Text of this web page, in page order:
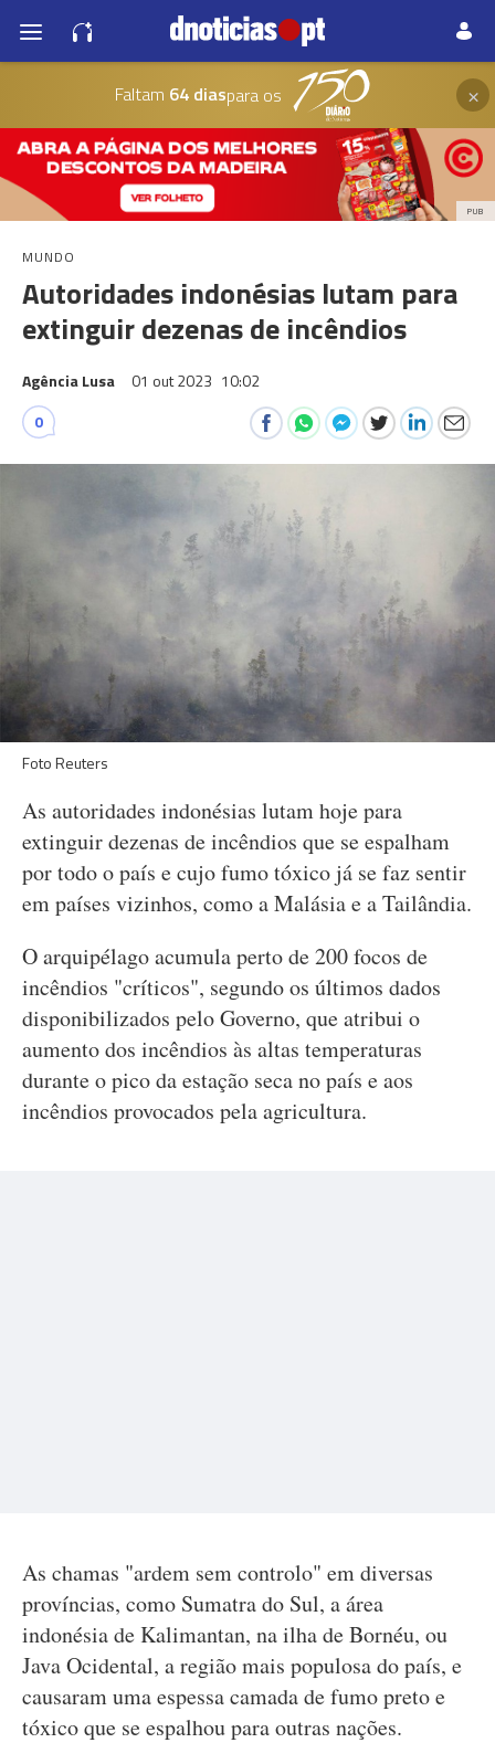
Faltam 64 diaspara os ×
PUB
MUNDO
Autoridades indonésias lutam para
extinguir dezenas de incêndios
Agência Lusa 01 out 2023 10:02
0
Foto Reuters
As autoridades indonésias lutam hoje para
extinguir dezenas de incêndios que se espalham
por todo o país e cujo fumo tóxico já se faz sentir
em países vizinhos, como a Malásia e a Tailândia.
O arquipélago acumula perto de 200 focos de
incêndios "críticos", segundo os últimos dados
disponibilizados pelo Governo, que atribui o
aumento dos incêndios às altas temperaturas
durante o pico da estação seca no país e aos
incêndios provocados pela agricultura.
As chamas "ardem sem controlo" em diversas
províncias, como Sumatra do Sul, a área
indonésia de Kalimantan, na ilha de Bornéu, ou
Java Ocidental, a região mais populosa do país, e
causaram uma espessa camada de fumo preto e
tóxico que se espalhou para outras nações.